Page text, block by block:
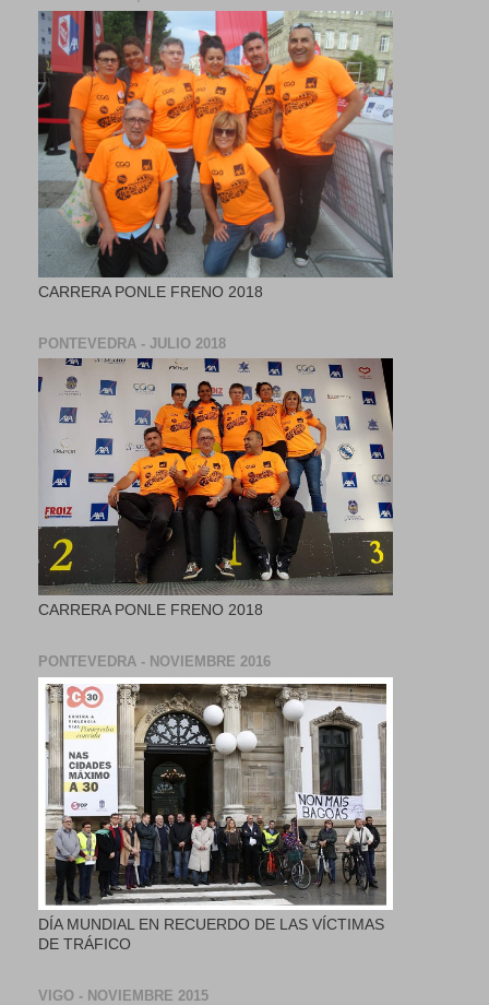
CARRERA PONLE FRENO 2018
PONTEVEDRA - JULIO 2018
CARRERA PONLE FRENO 2018
PONTEVEDRA - NOVIEMBRE 2016
DÍA MUNDIAL EN RECUERDO DE LAS VÍCTIMAS
DE TRÁFICO
VIGO - NOVIEMBRE 2015